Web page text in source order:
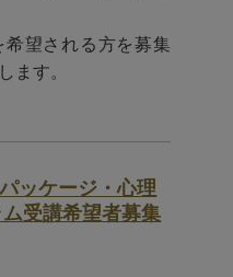
望される方を募集
ます。
ッケージ・心理
受講希望者募集